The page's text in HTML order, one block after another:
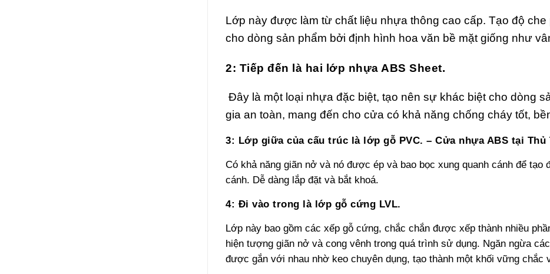
Lớp này được làm từ chất liệu nhựa thông cao cấp. Tạo độ
cho dòng sản phẩm bởi định hình hoa văn bề mặt giống như
2: Tiếp đến là hai lớp nhựa ABS Sheet.
Đây là một loại nhựa đặc biệt, tạo nên sự khác biệt cho dòng
gia an toàn, mang đến cho cửa có khả năng chống cháy tốt,
3: Lớp giữa của cấu trúc là lớp gỗ PVC. – Cửa nhựa ABS tại Thủ
Có khả năng giãn nở và nó được ép và bao bọc xung quanh cánh để
cánh. Dễ dàng lắp đặt và bắt khoá.
4: Đi vào trong là lớp gỗ cứng LVL.
Lớp này bao gồm các xếp gỗ cứng, chắc chắn được xếp thành nhiều
hiện tượng giãn nở và cong vênh trong quá trình sử dụng. Ngăn ngừa
được gắn với nhau nhờ keo chuyên dụng, tạo thành một khối vững chắc